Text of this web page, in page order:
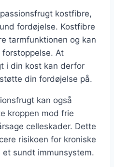
kostfibre,
fordøjelse. Kostfibre
tarmfunktionen og kan
At
i din kost kan derfor
din fordøjelse på.
kan også
kroppen mod frie
celleskader. Dette
risikoen for kroniske
sundt immunsystem.